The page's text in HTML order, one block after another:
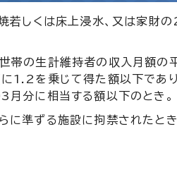
焼若しくは床上浸水、又は家
帯の生計維持者の収入月額
1.2を乗じて得た額以下であ
分に相当する額以下のとき。
に準ずる施設に拘禁されたとき